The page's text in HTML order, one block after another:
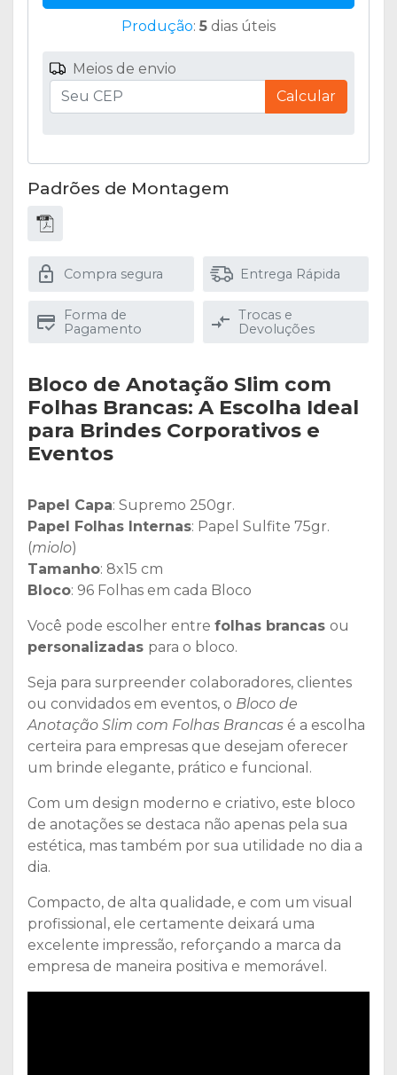
Produção: 5 dias úteis
Meios de envio
Calcular
Padrões de Montagem
Compra segura Entrega Rápida
Forma de
Pagamento
Trocas e
Devoluções
Bloco de Anotação Slim com
Folhas Brancas: A Escolha Ideal
para Brindes Corporativos e
Eventos
Papel Capa: Supremo 250gr.
Papel Folhas Internas: Papel Sulfite 75gr.
(miolo)
Tamanho: 8x15 cm
Bloco: 96 Folhas em cada Bloco
Você pode escolher entre folhas brancas ou
personalizadas para o bloco.
Seja para surpreender colaboradores, clientes
ou convidados em eventos, o Bloco de
Anotação Slim com Folhas Brancas é a escolha
certeira para empresas que desejam oferecer
um brinde elegante, prático e funcional.
Com um design moderno e criativo, este bloco
de anotações se destaca não apenas pela sua
estética, mas também por sua utilidade no dia a
dia.
Compacto, de alta qualidade, e com um visual
profissional, ele certamente deixará uma
excelente impressão, reforçando a marca da
empresa de maneira positiva e memorável.